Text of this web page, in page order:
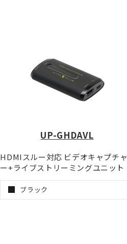
UP-GHDAVL
HDMIスルー対応 ビデオキャプチャ
ー+ライブストリーミングユニット
ブラック